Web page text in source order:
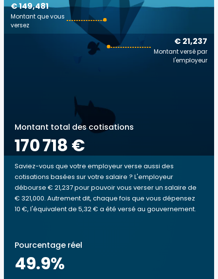
€ 21,237
Montant versé par
l'employeur
€ 149,481
Montant que vous
versez
Montant total des cotisations
170 718 €
Saviez-vous que votre employeur verse aussi des
cotisations basées sur votre salaire ? L'employeur
débourse € 21,237 pour pouvoir vous verser un salaire de
€ 321,000. Autrement dit, chaque fois que vous dépensez
10 €, l'équivalent de 5,32 € a été versé au gouvernement.
Pourcentage réel
49.9%